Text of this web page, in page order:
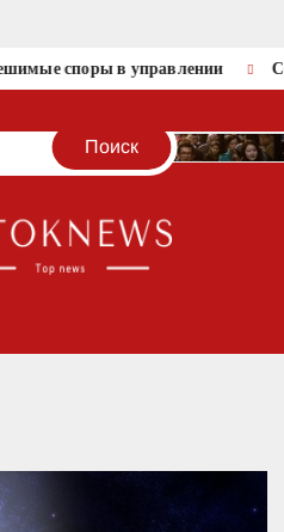
споры в управлении